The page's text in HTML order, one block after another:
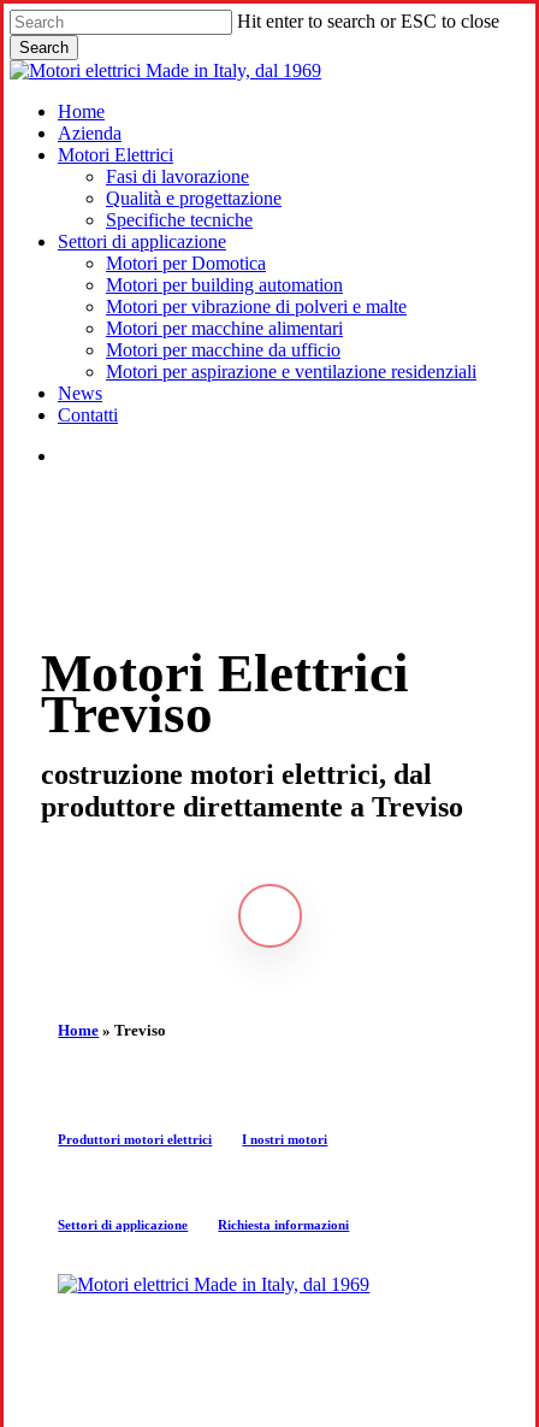
Skip
to
main
content
Hit enter to search or ESC to close
Search
Close
search
Menu
Home
Azienda
Motori Elettrici
Fasi di lavorazione
Qualità e progettazione
Specifiche tecniche
Settori di applicazione
Motori per Domotica
Motori per building automation
Motori per vibrazione di polveri e malte
Motori per macchine alimentari
Motori per macchine da ufficio
Motori per aspirazione e ventilazione residenziali
News
Contatti
Motori Elettrici
Treviso
costruzione motori elettrici, dal
produttore direttamente a Treviso
Navigate
section
Home »Treviso
Produttori motori elettrici I nostri motori
Settori di applicazione Richiesta informazioni